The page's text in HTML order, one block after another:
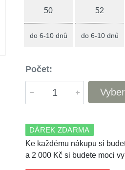
50
do 6-10 dnů
52
do 6-10 dnů
Počet:
DÁREK ZDARMA
Ke každému nákupu si
a 2 000 Kč si budete moci